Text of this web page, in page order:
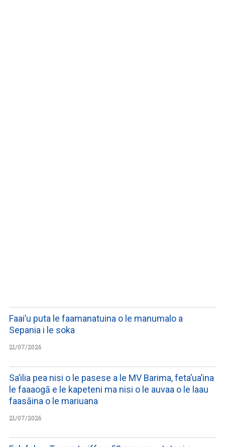
Faai’u puta le faamanatuina o le manumalo a
Sepania i le soka
21/07/2026
Sa’ilia pea nisi o le pasese a le MV Barima, feta’ua’ina
le faaaogā e le kapeteni ma nisi o le auvaa o le laau
faasāina o le mariuana
21/07/2026